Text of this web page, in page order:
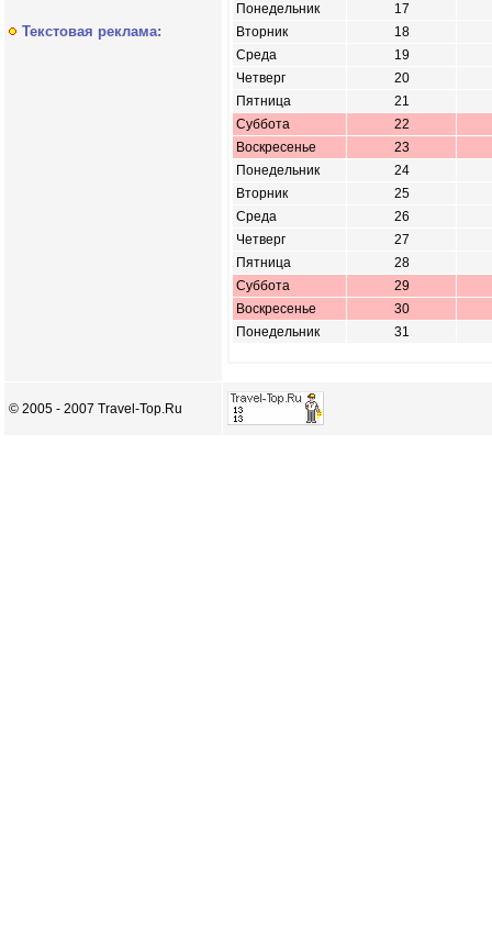
Текстовая реклама:
Понедельник
17
Вторник
18
Среда
19
Четверг
20
Пятница
21
Суббота
22
Воскресенье
23
Понедельник
24
Вторник
25
Среда
26
Четверг
27
Пятница
28
Суббота
29
Воскресенье
30
Понедельник
31
© 2005 - 2007 Travel-Top.Ru